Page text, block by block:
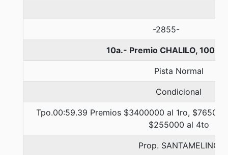
-2855-
10a.- Premio CHALILO, 1000
Pista Normal
Condicional
Tpo.00:59.39 Premios $3400000 al 1ro,
$255000 al 4to
Prop. SANTAMELINO